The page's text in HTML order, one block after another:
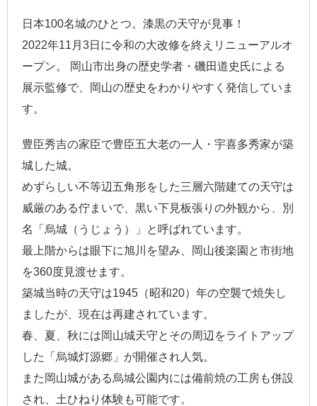
日本100名城のひとつ。漆黒の天守が見事！
2022年11月3日に令和の大改修を終えリニューアルオ
ープン。 岡山市出身の歴史学者・磯田道史氏による
展示監修で、岡山の歴史をわかりやすく発信していま
す。
豊臣秀吉の家臣で豊臣五大老の一人・宇喜多秀家が築
城した城。
めずらしい不等辺五角形をした三層六階建ての天守は
威厳のある佇まいで、黒い下見板張りの外観から、別
名「烏城（うじょう）」と呼ばれています。
最上階からは眼下に旭川を望み、岡山後楽園と市街地
を360度見渡せます。
築城当時の天守は1945（昭和20）年の空襲で焼失し
ましたが、現在は再建されています。
春、夏、秋には岡山城天守とその周辺をライトアップ
した「烏城灯源郷」が開催され人気。
また岡山城がある烏城公園内には備前焼の工房も併設
され、土ひねり体験も可能です。